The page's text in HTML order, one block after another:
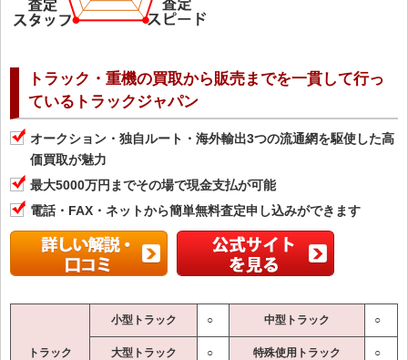
トラック・重機の買取から販売までを一貫して行っ
ているトラックジャパン
オークション・独自ルート・海外輸出3つの流通網を駆使した高
価買取が魅力
最大5000万円までその場で現金支払が可能
電話・FAX・ネットから簡単無料査定申し込みができます
トラック
小型トラック ○ 中型トラック ○
大型トラック ○ 特殊使用トラック ○